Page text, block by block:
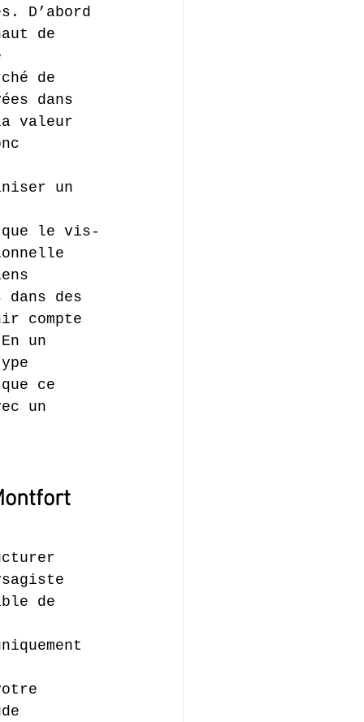
D’abord
de
de
dans
valeur
un
le vis-
des
compte
un
ce
un
de